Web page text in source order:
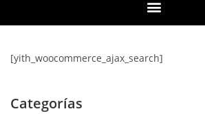
[yith_woocommerce_ajax_search]
Categorías